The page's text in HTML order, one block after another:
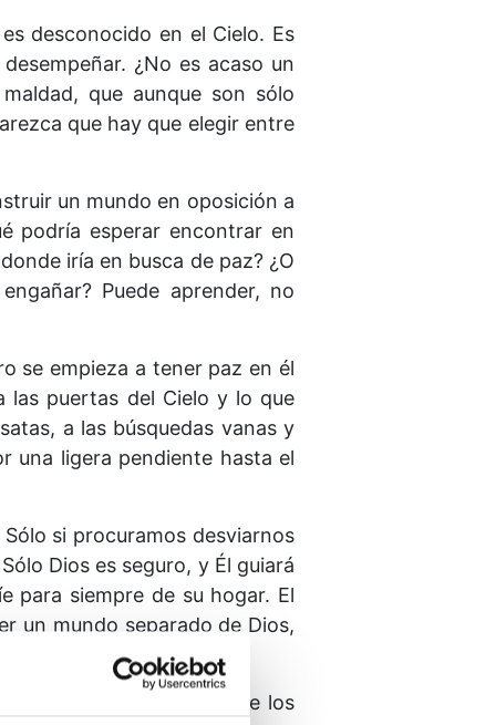
desconocido en el Cielo. Es
¿No es acaso un
que aunque son sólo
que hay que elegir entre
un mundo en oposición a
podría esperar encontrar en
iría en busca de paz? ¿O
Puede aprender, no
se empieza a tener paz en él
las puertas del Cielo y lo que
a las búsquedas vanas y
una ligera pendiente hasta el
si procuramos desviarnos
Dios es seguro, y Él guiará
para siempre de su hogar. El
un mundo separado de Dios,
con las hojas de los